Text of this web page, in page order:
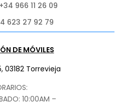
966 11 26 09
623 27 92 79
DE MÓVILES
03182 Torrevieja
10:00AM –